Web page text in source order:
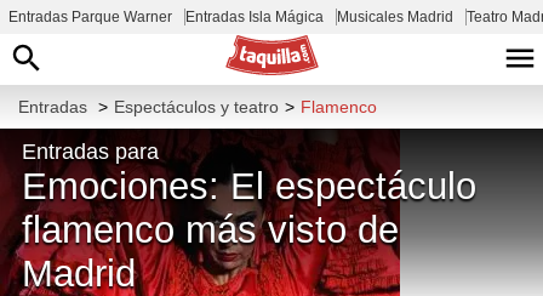
Entradas Parque Warner Entradas Isla Mágica Musicales Madrid Teatro
Entradas > Espectáculos y teatro > Flamenco
Entradas para
Emociones: El espectáculo
flamenco más visto de
Madrid